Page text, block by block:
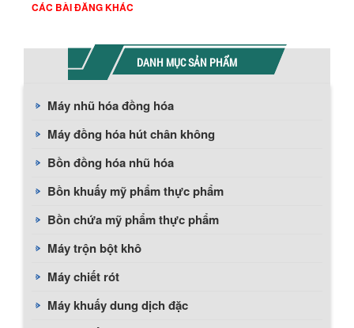
CÁC BÀI ĐĂNG KHÁC
DANH MỤC SẢN PHẨM
Máy nhũ hóa đồng hóa
Máy đồng hóa hút chân không
Bồn đồng hóa nhũ hóa
Bồn khuấy mỹ phẩm thực phẩm
Bồn chứa mỹ phẩm thực phẩm
Máy trộn bột khô
Máy chiết rót
Máy khuấy dung dịch đặc